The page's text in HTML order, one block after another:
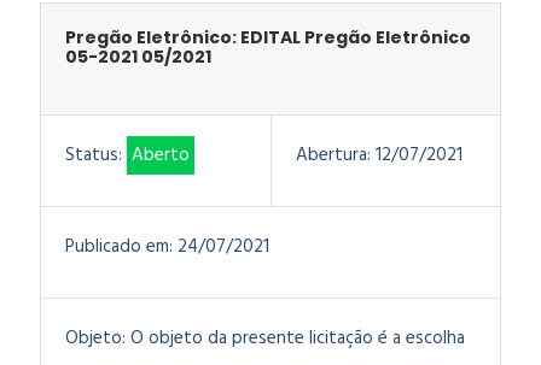
Pregão Eletrônico: EDITAL Pregão Eletrônico
05-2021 05/2021
Status: Aberto Abertura: 12/07/2021
Publicado em: 24/07/2021
Objeto: O objeto da presente licitação é a escolha